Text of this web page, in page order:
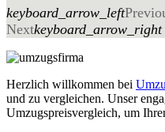
keyboard_arrow_left
Nextkeyboard_arrow_right
Herzlich willkommen bei
und zu vergleichen. Unser
Umzugspreisvergleich, um